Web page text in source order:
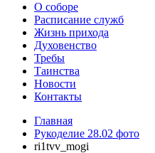
О соборе
Расписание служб
Жизнь прихода
Духовенство
Требы
Таинства
Новости
Контакты
Главная
Рукоделие 28.02 фото
ri1tvv_mogi